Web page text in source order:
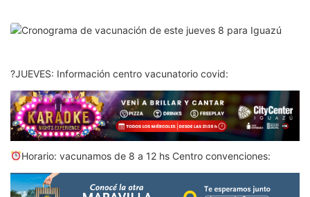
?JUEVES: Información centro vacunatorio covid:
Horario: vacunamos de 8 a 12 hs Centro convenciones: